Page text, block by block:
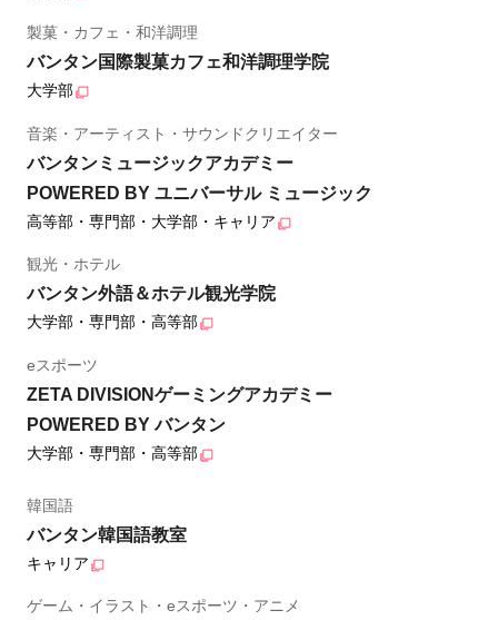
製菓・カフェ・和洋調理
バンタン国際製菓カフェ和洋調理学院
大学部
音楽・アーティスト・サウンドクリエイター
バンタンミュージックアカデミー
POWERED BY ユニバーサル ミュージック
高等部・専門部・大学部・キャリア
観光・ホテル
バンタン外語＆ホテル観光学院
大学部・専門部・高等部
eスポーツ
ZETA DIVISIONゲーミングアカデミー
POWERED BY バンタン
大学部・専門部・高等部
韓国語
バンタン韓国語教室
キャリア
ゲーム・イラスト・eスポーツ・アニメ